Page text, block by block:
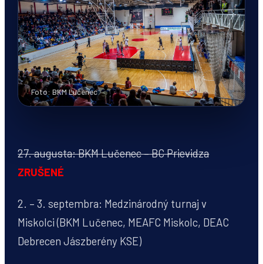
Foto: BKM Lučenec
27. augusta: BKM Lučenec – BC Prievidza
ZRUŠENÉ
2. – 3. septembra: Medzinárodný turnaj v
Miskolci (BKM Lučenec, MEAFC Miskolc, DEAC
Debrecen Jászberény KSE)